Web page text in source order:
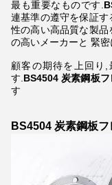
最も重要なものです.
連基準の遵守を保証
性の高い高品質な製
の高いメーカーと 緊密
顧客の期待を上回り,
す. BS4504 炭素鋼板
す
BS4504 炭素鋼板